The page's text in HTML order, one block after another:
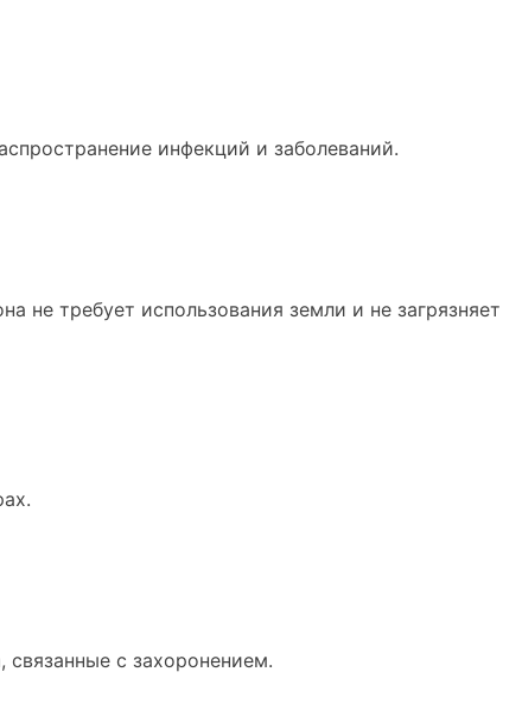
инфекций и заболеваний.
не требует использования земли и не загрязняет
с захоронением.